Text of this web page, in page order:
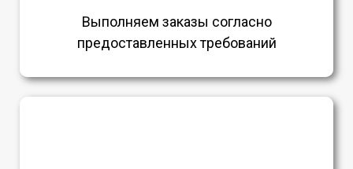
Выполняем заказы согласно
предоставленных требований